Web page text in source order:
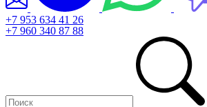
+7 953 634 41 26
+7 960 340 87 88